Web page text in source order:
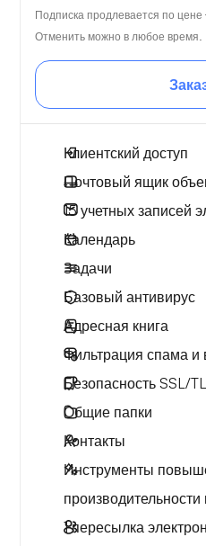
Подписка продлевается по
Отменить можно в любое время.
Клиентский доступ
Почтовый ящик
15 учетных записей
Календарь
Задачи
Базовый антивирус
Адресная книга
Фильтрация спама
Безопасность SSL/
Общие папки
Контакты
Инструменты
1 пересылка